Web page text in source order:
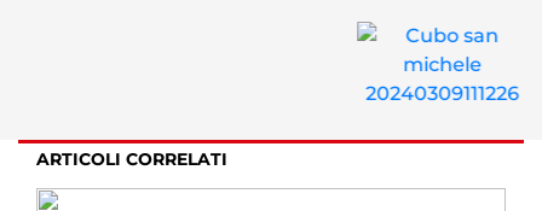
ARTICOLI CORRELATI